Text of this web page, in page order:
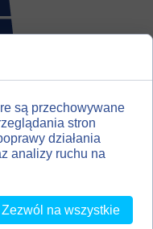
amatorów
kanał dystrybucji
są przechowywane
stron
działania
analizy ruchu na
Zezwól na wszystkie